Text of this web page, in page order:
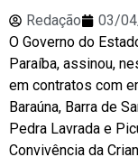
Redação
03/
O Governo do
Paraíba, assinou,
em contratos com
Baraúna, Barra de
Pedra Lavrada e
Convivência da